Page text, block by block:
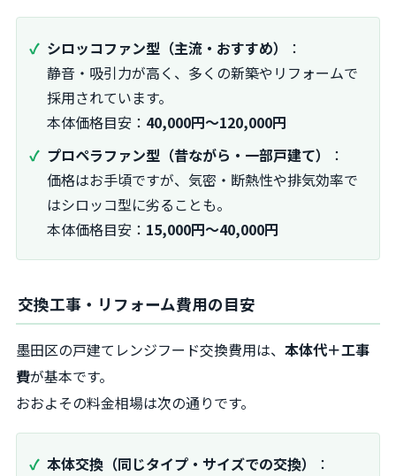
シロッコファン型（主流・おすすめ）
：
静音・吸引力が高く、多くの新築やリフォームで
採用されています。
本体価格目安： 40,000円～120,000円
プロペラファン型（昔ながら・一部戸建て）
：
価格はお手頃ですが、気密・断熱性や排気効率で
はシロッコ型に劣ることも。
本体価格目安： 15,000円～40,000円
交換工事・リフォーム費用の目安
墨田区の戸建てレンジフード交換費用は、 本体代＋工事
費が基本です。
おおよその料金相場は次の通りです。
本体交換（同じタイプ・サイズでの交換）
：